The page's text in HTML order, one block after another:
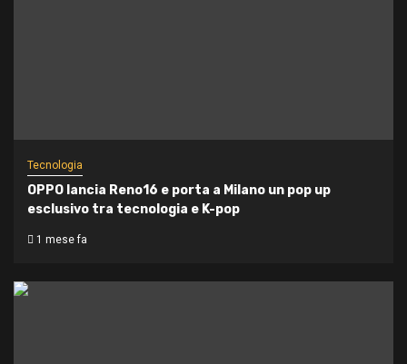
Tecnologia
OPPO lancia Reno16 e porta a Milano un pop up
esclusivo tra tecnologia e K-pop
1 mese fa